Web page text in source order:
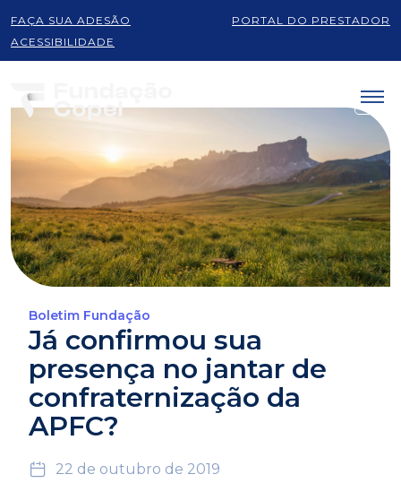
FAÇA SUA ADESÃO
PORTAL DO PRESTADOR
ACESSIBILIDADE
Boletim Fundação
Já confirmou sua
presença no jantar de
confraternização da
APFC?
22 de outubro de 2019